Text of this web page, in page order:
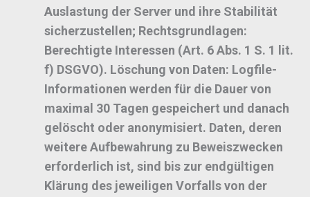
Auslastung der Server und ihre Stabilität
sicherzustellen; Rechtsgrundlagen:
Berechtigte Interessen (Art. 6 Abs. 1 S. 1 lit.
f) DSGVO). Löschung von Daten: Logfile-
Informationen werden für die Dauer von
maximal 30 Tagen gespeichert und danach
gelöscht oder anonymisiert. Daten, deren
weitere Aufbewahrung zu Beweiszwecken
erforderlich ist, sind bis zur endgültigen
Klärung des jeweiligen Vorfalls von der